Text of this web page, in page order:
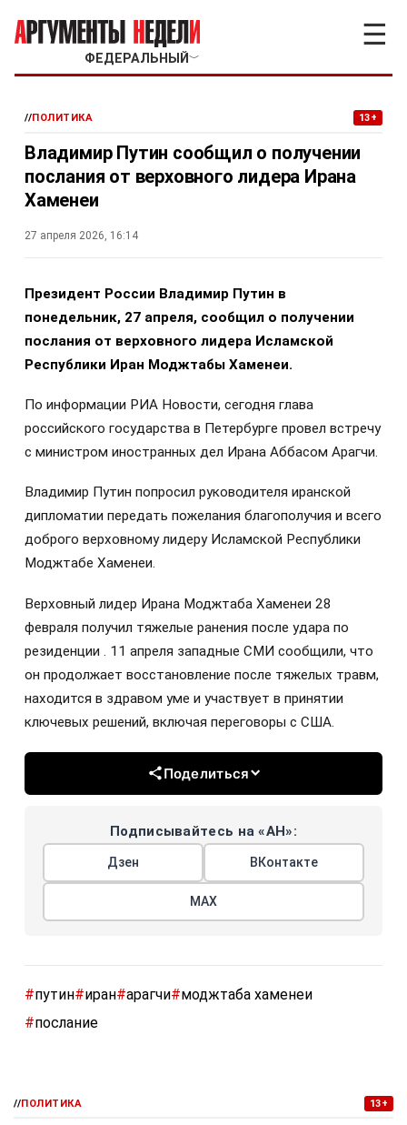
ФЕДЕРАЛЬНЫЙ ﹀
☰
//ПОЛИТИКА 13+
Владимир Путин сообщил о получении
послания от верховного лидера Ирана
Хаменеи
27 апреля 2026, 16:14
Президент России Владимир Путин в
понедельник, 27 апреля, сообщил о получении
послания от верховного лидера Исламской
Республики Иран Моджтабы Хаменеи.
По информации РИА Новости, сегодня глава
российского государства в Петербурге провел встречу
с министром иностранных дел Ирана Аббасом Арагчи.
Владимир Путин попросил руководителя иранской
дипломатии передать пожелания благополучия и всего
доброго верховному лидеру Исламской Республики
Моджтабе Хаменеи.
Верховный лидер Ирана Моджтаба Хаменеи 28
февраля получил тяжелые ранения после удара по
резиденции . 11 апреля западные СМИ сообщили, что
он продолжает восстановление после тяжелых травм,
находится в здравом уме и участвует в принятии
ключевых решений, включая переговоры с США.
Поделиться
Подписывайтесь на «АН»:
Дзен ВКонтакте
МАХ
#путин#иран#арагчи#моджтаба хаменеи
#послание
//ПОЛИТИКА 13+